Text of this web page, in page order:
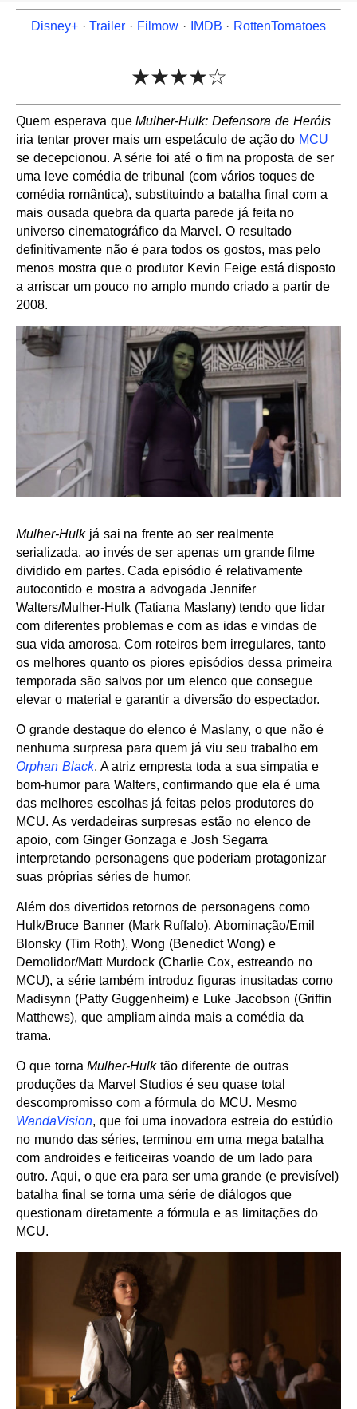
Disney+·Trailer · Filmow · IMDB · RottenTomatoes
★★★★☆
Quem esperava queMulher-Hulk: Defensora de Heróis
iria tentar prover mais um espetáculo de ação do MCU
se decepcionou. A série foi até o fim na proposta de ser
uma leve comédia de tribunal (com vários toques de
comédia romântica), substituindo a batalha final com a
mais ousada quebra da quarta parede já feita no
universo cinematográfico da Marvel. O resultado
definitivamente não é para todos os gostos, mas pelo
menos mostra que o produtor Kevin Feige está disposto
a arriscar um pouco no amplo mundo criado a partir de
2008.
Mulher-Hulkjá sai na frente ao ser realmente
serializada, ao invés de ser apenas um grande filme
dividido em partes. Cada episódio é relativamente
autocontido e mostra a advogada Jennifer
Walters/Mulher-Hulk (Tatiana Maslany) tendo que lidar
com diferentes problemas e com as idas e vindas de
sua vida amorosa. Com roteiros bem irregulares, tanto
os melhores quanto os piores episódios dessa primeira
temporada são salvos por um elenco que consegue
elevar o material e garantir a diversão do espectador.
O grande destaque do elenco é Maslany, o que não é
nenhuma surpresa para quem já viu seu trabalho em
Orphan Black. A atriz empresta toda a sua simpatia e
bom-humor para Walters, confirmando que ela é uma
das melhores escolhas já feitas pelos produtores do
MCU. As verdadeiras surpresas estão no elenco de
apoio, com Ginger Gonzaga e Josh Segarra
interpretando personagens que poderiam protagonizar
suas próprias séries de humor.
Além dos divertidos retornos de personagens como
Hulk/Bruce Banner (Mark Ruffalo), Abominação/Emil
Blonsky (Tim Roth), Wong (Benedict Wong) e
Demolidor/Matt Murdock (Charlie Cox, estreando no
MCU), a série também introduz figuras inusitadas como
Madisynn (Patty Guggenheim) e Luke Jacobson (Griffin
Matthews), que ampliam ainda mais a comédia da
trama.
O que tornaMulher-Hulktão diferente de outras
produções da Marvel Studios é seu quase total
descompromisso com a fórmula do MCU. Mesmo
WandaVision, que foi uma inovadora estreia do estúdio
no mundo das séries, terminou em uma mega batalha
com androides e feiticeiras voando de um lado para
outro. Aqui, o que era para ser uma grande (e previsível)
batalha final se torna uma série de diálogos que
questionam diretamente a fórmula e as limitações do
MCU.